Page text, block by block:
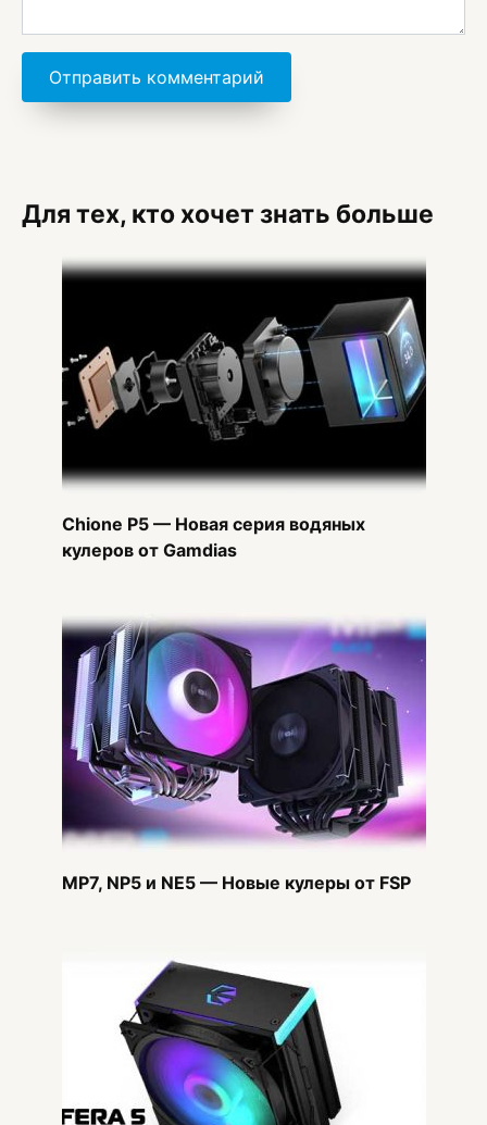
Для тех, кто хочет знать больше
Chione P5 — Новая серия водяных
кулеров от Gamdias
MP7, NP5 и NE5 — Новые кулеры от FSP